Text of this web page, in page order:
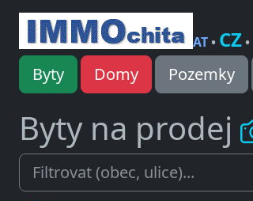
AT• CZ•
Byty Domy Pozemky
Byty na prodej